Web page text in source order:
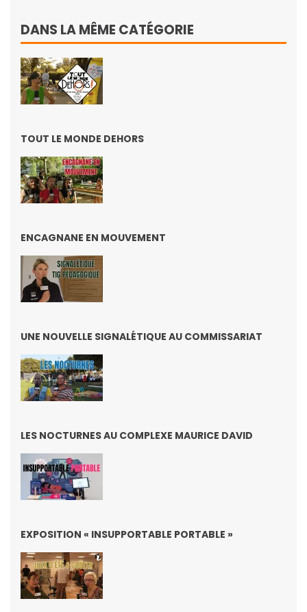
DANS LA MÊME CATÉGORIE
TOUT LE MONDE DEHORS
ENCAGNANE EN MOUVEMENT
UNE NOUVELLE SIGNALÉTIQUE AU COMMISSARIAT
LES NOCTURNES AU COMPLEXE MAURICE DAVID
EXPOSITION « INSUPPORTABLE PORTABLE »